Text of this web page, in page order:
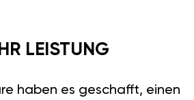
LEISTUNG
haben es geschafft, einen